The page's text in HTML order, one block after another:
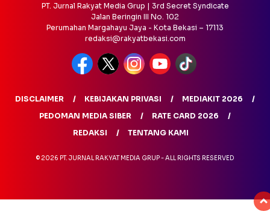
PT. Jurnal Rakyat Media Grup | 3rd Secret Syndicate
Jalan Beringin III No. 102
Perumahan Margahayu Jaya - Kota Bekasi – 17113
redaksi@rakyatbekasi.com
DISCLAIMER KEBIJAKAN PRIVASI
MEDIAKIT 2026
PEDOMAN MEDIA SIBER
RATE CARD 2026
REDAKSI
TENTANG KAMI
© 2026 PT. JURNAL RAKYAT MEDIA GRUP - ALL RIGHTS RESERVED